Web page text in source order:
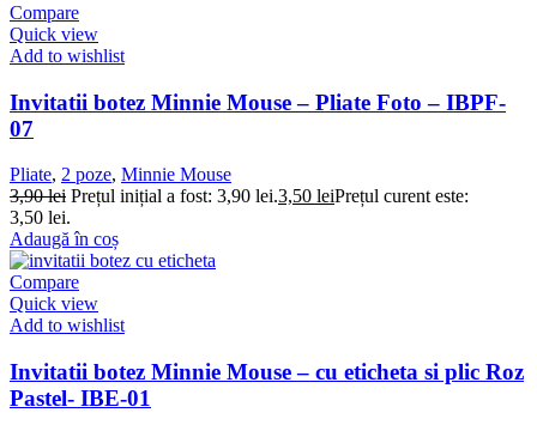
Compare
Quick view
Add to wishlist
Invitatii botez Minnie Mouse – Pliate Foto – IBPF-
07
Pliate, 2 poze, Minnie Mouse
3,90lei Prețul inițial a fost: 3,90 lei.3,50 leiPrețul curent este:
3,50 lei.
Adaugă în coș
Compare
Quick view
Add to wishlist
Invitatii botez Minnie Mouse – cu eticheta si plic Roz
Pastel- IBE-01